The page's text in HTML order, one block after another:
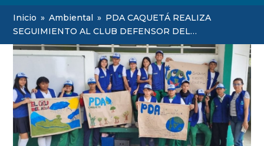
Inicio » Ambiental » PDA CAQUETÁ REALIZA
SEGUIMIENTO AL CLUB DEFENSOR DEL…